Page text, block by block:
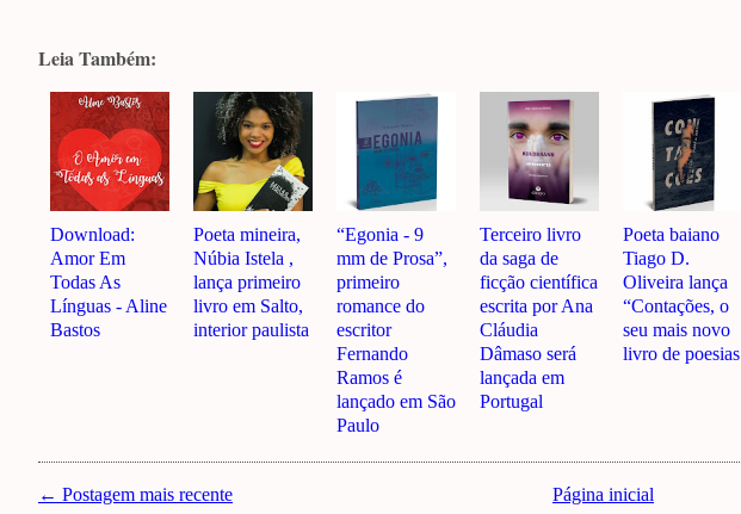
Leia Também:
Download:
Amor Em
Todas As
Línguas - Aline
Bastos
Poeta mineira,
Núbia Istela ,
lança primeiro
livro em Salto,
interior paulista
“Egonia - 9
mm de Prosa”,
primeiro
romance do
escritor
Fernando
Ramos é
lançado em São
Paulo
Terceiro livro
da saga de
ficção científica
escrita por Ana
Cláudia
Dâmaso será
lançada em
Portugal
Poeta baiano
Tiago D.
Oliveira lança
“Contações, o
seu mais novo
livro de poesias
← Postagem mais recente Página inicial